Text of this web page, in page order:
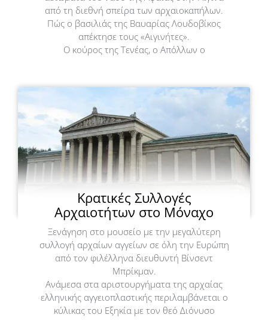
από τη διεθνή σπείρα των αρχαιοκαπήλων.
Πώς ο βασιλιάς της Βαυαρίας Λουδοβίκος
απέκτησε τους «Αιγινήτες».
Ο κούρος της Τενέας, ο Απόλλων ο
Κρατικές Συλλογές
Αρχαιοτήτων στο Μόναχο
Ξενάγηση στο μουσείο με την μεγαλύτερη
συλλογή αρχαίων αγγείων σε όλη την Ευρώπη
από τον φιλέλληνα διευθυντή Βίνσεντ
Μπρίκμαν.
Ανάμεσα στα αριστουργήματα της αρχαίας
ελληνικής αγγειοπλαστικής περιλαμβάνεται ο
κύλικας του Εξηκία με τον θεό Διόνυσο